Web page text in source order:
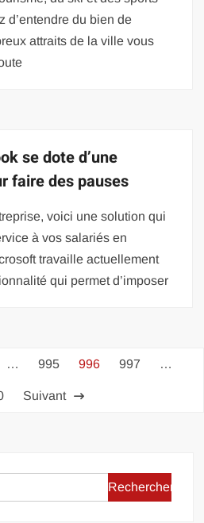
d’entendre du bien de
attraits de la ville vous
se dote d’une
faire des pauses
voici une solution qui
à vos salariés en
travaille actuellement
qui permet d’imposer
… 995 996 997 …
Suivant
Rechercher :